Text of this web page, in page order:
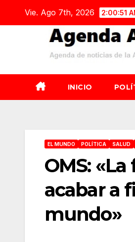
Vie. Ago 7th, 2026 2:00:52
INICIO
EL MUNDO POLÍTICA SALUD
OMS:
acabar a
mundo»